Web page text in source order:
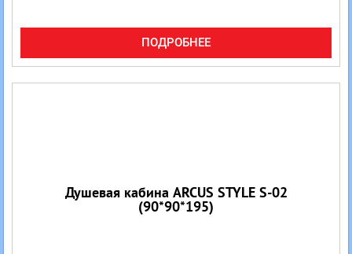
ПОДРОБНЕЕ
Душевая кабина ARCUS STYLE S-02
(90*90*195)